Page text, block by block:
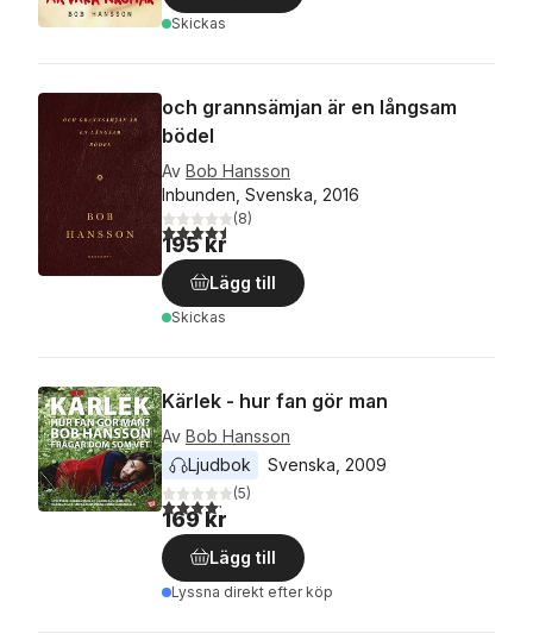
Skickas
och grannsämjan är en långsam
bödel
Av Bob Hansson
Inbunden, Svenska, 2016
4,5utav 5 stjärnor. Totalt antal röster:
(8)
195 kr
Lägg till
Skickas
Kärlek - hur fan gör man
Av Bob Hansson
Ljudbok
Svenska 2009
4,2utav 5 stjärnor. Totalt antal röster:
(5)
169 kr
Lägg till
Lyssna direkt efter köp